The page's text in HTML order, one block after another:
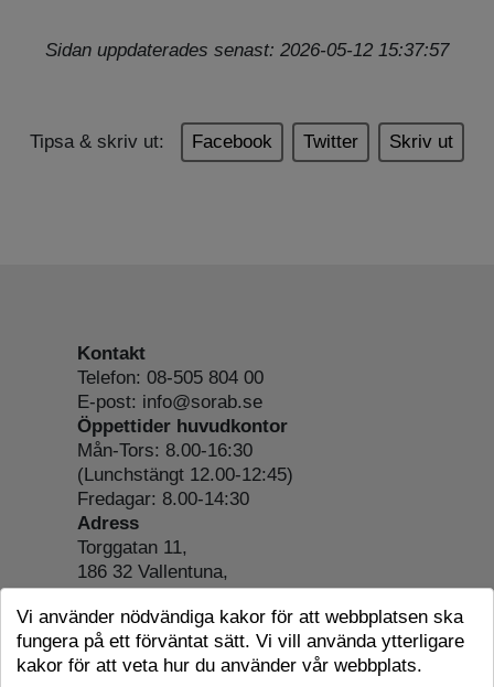
Sidan uppdaterades senast: 2026-05-12 15:37:57
Tipsa & skriv ut: Facebook Twitter Skriv ut
Kontakt
Telefon: 08-505 804 00
E-post: info@sorab.se
Öppettider huvudkontor
Mån-Tors: 8.00-16:30
(Lunchstängt 12.00-12:45)
Fredagar: 8.00-14:30
Adress
Torggatan 11,
186 32 Vallentuna,
Org.nr: 556197-4022
Om webbplatsen
Tillgänglighetsredogörelse
Cookie-information
Vi använder nödvändiga kakor för att webbplatsen ska
fungera på ett förväntat sätt. Vi vill använda ytterligare
kakor för att veta hur du använder vår webbplats.